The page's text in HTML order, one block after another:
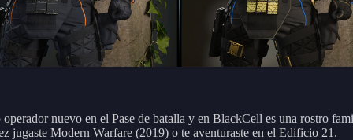
nuevo en el Pase de batalla y en BlackCell es una rostro
jugaste Modern Warfare (2019) o te aventuraste en el Edificio 21.